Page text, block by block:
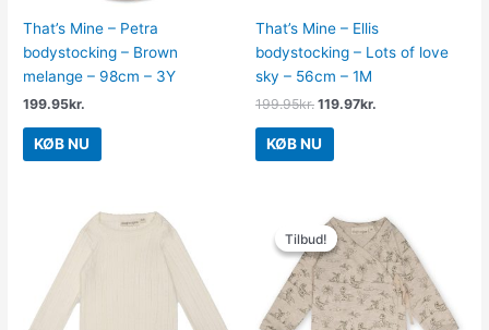
That’s Mine – Petra
bodystocking – Brown
melange – 98cm – 3Y
199.95kr.
KØB NU
That’s Mine – Ellis
bodystocking – Lots of love
sky – 56cm – 1M
199.95kr. 119.97kr.
KØB NU
Tilbud!
Tilbud!
oprindelige
pris
var:
199.95kr..
aktuelle
pris
er:
139.97kr..